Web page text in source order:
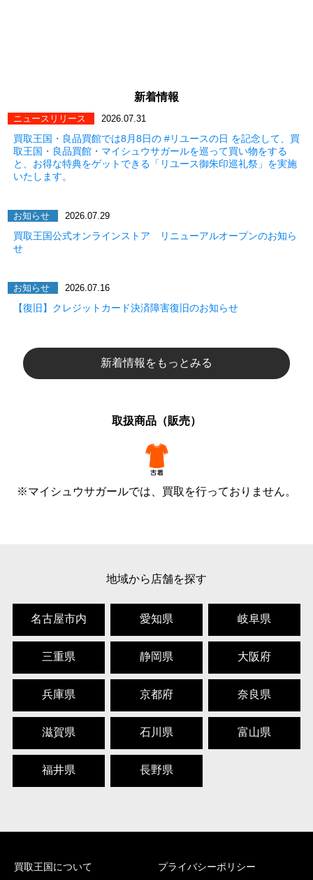
新着情報
ニュースリリース 2026.07.31
買取王国・良品買館では8月8日の #リユースの日 を記念して、買
取王国・良品買館・マイシュウサガールを巡って買い物をする
と、お得な特典をゲットできる「リユース御朱印巡礼祭」を実施
いたします。
お知らせ 2026.07.29
買取王国公式オンラインストア リニューアルオープンのお知ら
せ
お知らせ 2026.07.16
【復旧】クレジットカード決済障害復旧のお知らせ
新着情報をもっとみる
取扱商品（販売）
※マイシュウサガールでは、買取を行っておりません。
地域から店舗を探す
名古屋市内 愛知県 岐阜県
三重県 静岡県 大阪府
兵庫県 京都府 奈良県
滋賀県 石川県 富山県
福井県 長野県
買取王国について プライバシーポリシー